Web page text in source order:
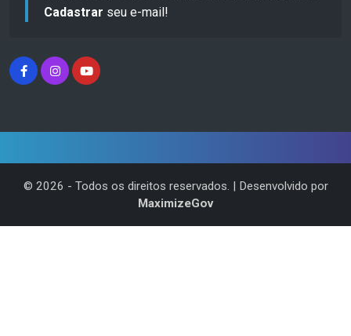
Cadastrar seu e-mail!
© 2026 - Todos os direitos reservados. | Desenvolvido por
MaximizeGov